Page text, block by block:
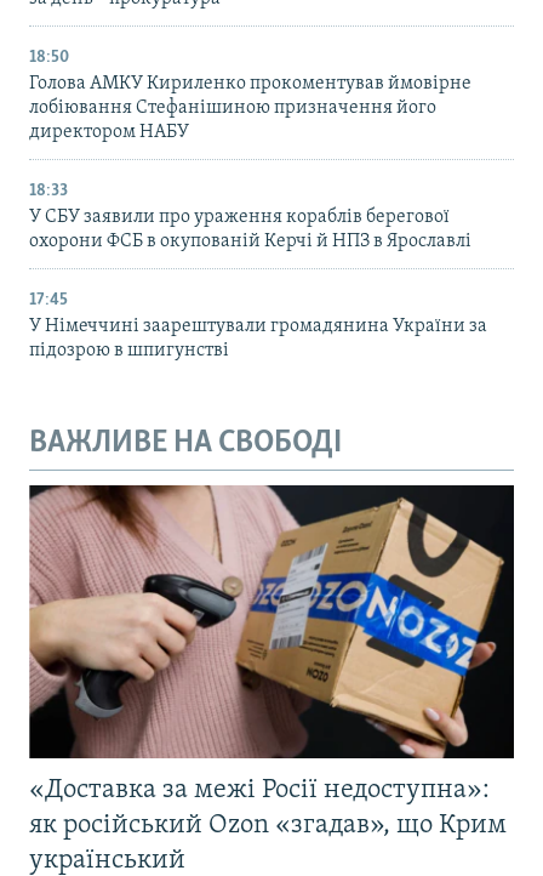
18:50
Голова АМКУ Кириленко прокоментував ймовірне
лобіювання Стефанішиною призначення його
директором НАБУ
18:33
У СБУ заявили про ураження кораблів берегової
охорони ФСБ в окупованій Керчі й НПЗ в Ярославлі
17:45
У Німеччині заарештували громадянина України за
підозрою в шпигунстві
ВАЖЛИВЕ НА СВОБОДІ
«Доставка за межі Росії недоступна»:
як російський Ozon «згадав», що Крим
український